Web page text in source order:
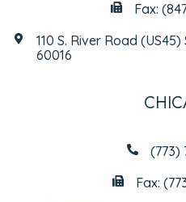
Fax:
110 S. River Road
60016
(773)
Fax: